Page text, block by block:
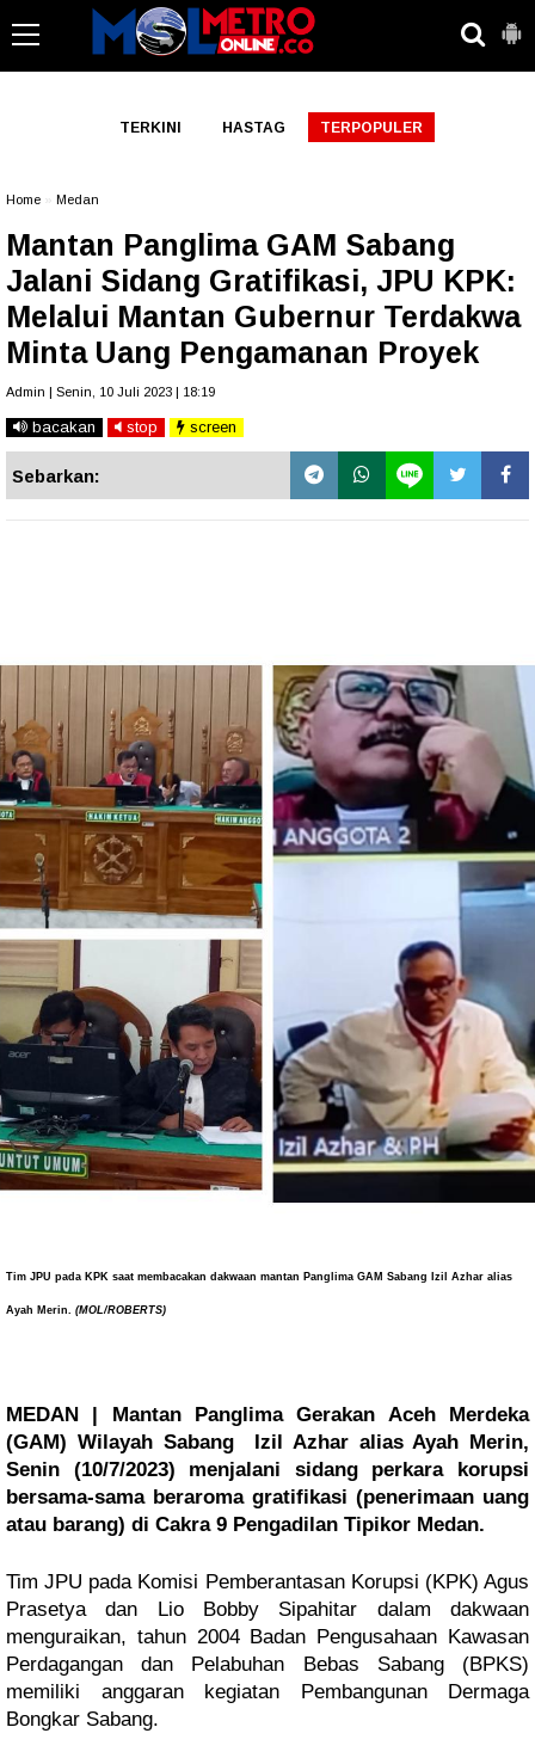
TERKINI HASTAG TERPOPULER
Home Medan
Mantan Panglima GAM Sabang
Jalani Sidang Gratifikasi, JPU KPK:
Melalui Mantan Gubernur Terdakwa
Minta Uang Pengamanan Proyek
Admin | Senin, 10 Juli 2023 | 18:19
bacakan stop screen
Sebarkan:
Tim JPU pada KPK saat membacakan dakwaan mantan Panglima GAM Sabang Izil Azhar alias
Ayah Merin. (MOL/ROBERTS)
MEDAN | Mantan Panglima Gerakan Aceh Merdeka
(GAM) Wilayah Sabang Izil Azhar alias Ayah Merin,
Senin (10/7/2023) menjalani sidang perkara korupsi
bersama-sama beraroma gratifikasi (penerimaan uang
atau barang) di Cakra 9 Pengadilan Tipikor Medan.
Tim JPU pada Komisi Pemberantasan Korupsi (KPK) Agus
Prasetya dan Lio Bobby Sipahitar dalam dakwaan
menguraikan, tahun 2004 Badan Pengusahaan Kawasan
Perdagangan dan Pelabuhan Bebas Sabang (BPKS)
memiliki anggaran kegiatan Pembangunan Dermaga
Bongkar Sabang.